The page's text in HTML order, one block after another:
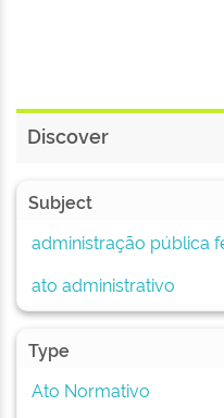
Discover
Subject
administração pública
ato administrativo
Type
Ato Normativo